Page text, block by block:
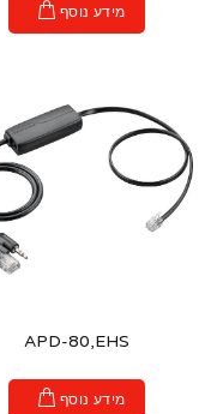
מידע נוסף
APD-80,EHS
מידע נוסף